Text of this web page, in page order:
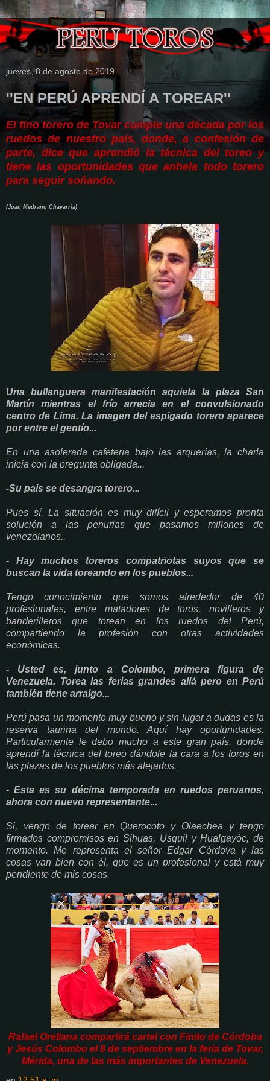
jueves, 8 de agosto de 2019
''EN PERÚ APRENDÍ A TOREAR''
El fino torero de Tovar cumple una década por los
ruedos de nuestro país, donde, a confesión de
parte, dice que aprendió la técnica del toreo y
tiene las oportunidades que anhela todo torero
para seguir soñando.
(Juan Medrano Chavarría)
Una bullanguera manifestación aquieta la plaza San
Martín mientras el frío arrecia en el convulsionado
centro de Lima. La imagen del espigado torero aparece
por entre el gentío...
En una asolerada cafetería bajo las arquerías, la charla
inicia con la pregunta obligada...
-Su país se desangra torero...
Pues sí. La situación es muy difícil y esperamos pronta
solución a las penurias que pasamos millones de
venezolanos..
- Hay muchos toreros compatriotas suyos que se
buscan la vida toreando en los pueblos...
Tengo conocimiento que somos alrededor de 40
profesionales, entre matadores de toros, novilleros y
banderilleros que torean en los ruedos del Perú,
compartiendo la profesión con otras actividades
económicas.
- Usted es, junto a Colombo, primera figura de
Venezuela. Torea las ferias grandes allá pero en Perú
también tiene arraigo...
Perú pasa un momento muy bueno y sin lugar a dudas es la
reserva taurina del mundo. Aquí hay oportunidades.
Particularmente le debo mucho a este gran país, donde
aprendí la técnica del toreo dándole la cara a los toros en
las plazas de los pueblos más alejados.
- Esta es su décima temporada en ruedos peruanos,
ahora con nuevo representante...
Si, vengo de torear en Querocoto y Olaechea y tengo
firmados compromisos en Sihuas, Usquil y Hualgayóc, de
momento. Me representa el señor Edgar Córdova y las
cosas van bien con él, que es un profesional y está muy
pendiente de mis cosas.
Rafael Orellana compartirá cartel con Finito de Córdoba
y Jesús Colombo el 8 de septiembre en la feria de Tovar,
Mérida, una de las más importantes de Venezuela.